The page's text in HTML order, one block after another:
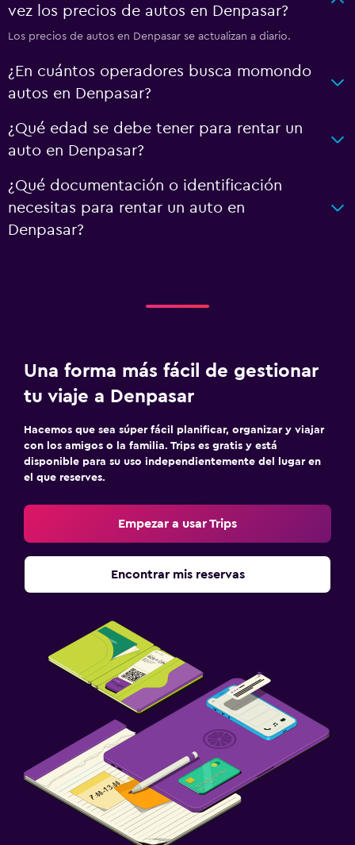
vez los precios de autos en Denpasar?
Los precios de autos en Denpasar se actualizan a diario.
¿En cuántos operadores busca momondo
autos en Denpasar?
¿Qué edad se debe tener para rentar un
auto en Denpasar?
¿Qué documentación o identificación
necesitas para rentar un auto en
Denpasar?
Una forma más fácil de gestionar
tu viaje a Denpasar
Hacemos que sea súper fácil planificar, organizar y viajar
con los amigos o la familia. Trips es gratis y está
disponible para su uso independientemente del lugar en
el que reserves.
Empezar a usar Trips
Encontrar mis reservas